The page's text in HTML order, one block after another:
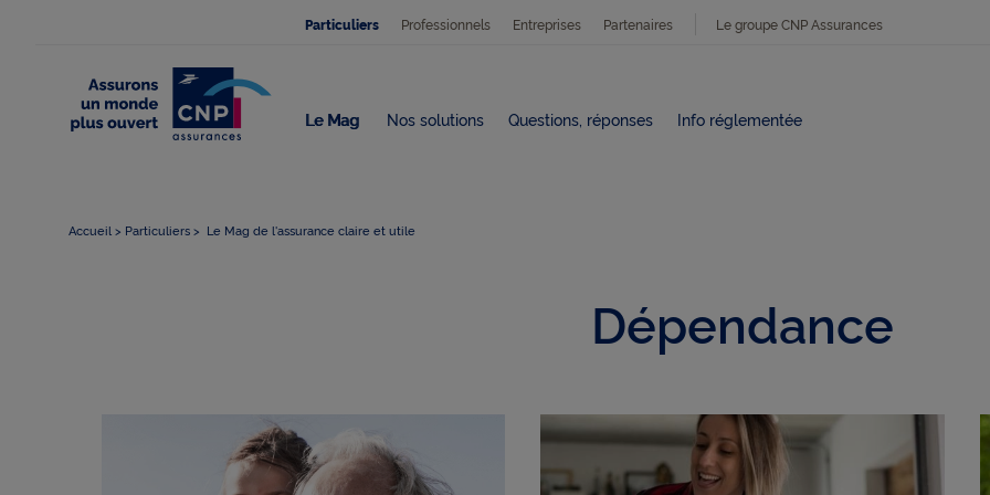
Particuliers Professionnels Entreprises Partenaires Le groupe CNP Assurances
Le Mag Nos solutions Questions, réponses Info réglementée
Accueil Particuliers Le Mag de l'assurance claire et utile
Dépendance